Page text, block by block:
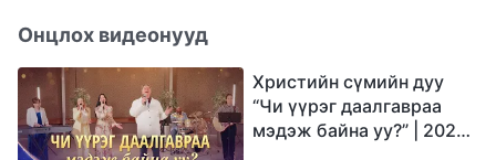
Онцлох видеонууд
Христийн сүмийн дуу
“Чи үүрэг даалгавраа
мэдэж байна уу?” | 2026